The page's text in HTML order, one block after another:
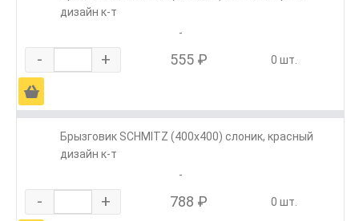
дизайн к-т
-
- + 555 ₽ 0 шт.
Ä
Брызговик SCHMITZ (400х400) слоник, красный
дизайн к-т
-
- + 788 ₽ 0 шт.